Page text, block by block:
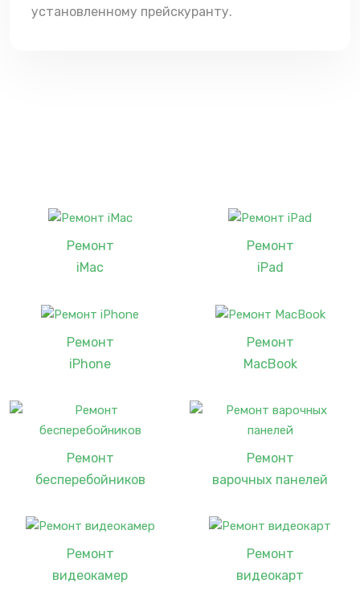
установленному прейскуранту.
Ремонт
iMac
Ремонт
iPad
Ремонт
iPhone
Ремонт
MacBook
Ремонт
бесперебойников
Ремонт
варочных панелей
Ремонт
видеокамер
Ремонт
видеокарт